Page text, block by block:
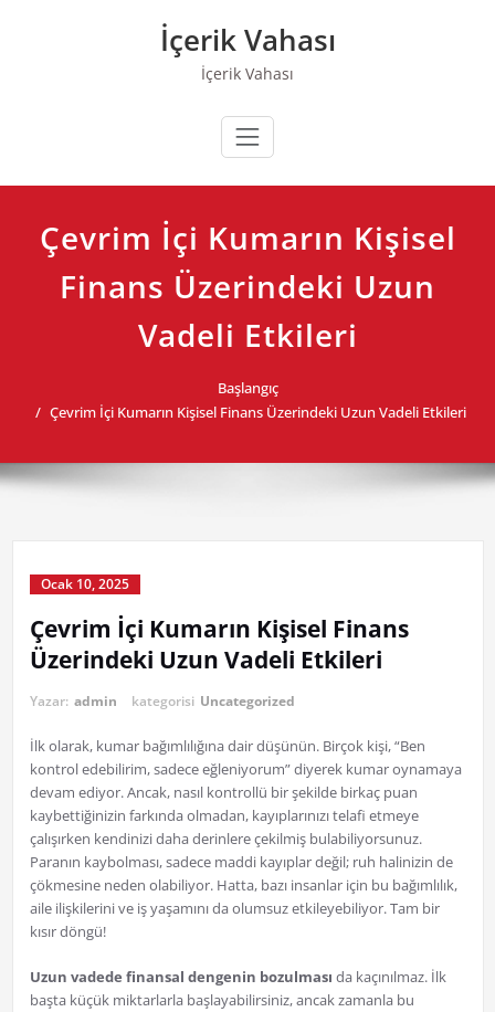
İçerik Vahası
İçerik Vahası
Çevrim İçi Kumarın Kişisel
Finans Üzerindeki Uzun
Vadeli Etkileri
Başlangıç
Çevrim İçi Kumarın Kişisel Finans Üzerindeki Uzun Vadeli Etkileri
Ocak 10, 2025
Çevrim İçi Kumarın Kişisel Finans
Üzerindeki Uzun Vadeli Etkileri
Yazar: admin kategorisi Uncategorized
İlk olarak, kumar bağımlılığına dair düşünün. Birçok kişi, “Ben
kontrol edebilirim, sadece eğleniyorum” diyerek kumar oynamaya
devam ediyor. Ancak, nasıl kontrollü bir şekilde birkaç puan
kaybettiğinizin farkında olmadan, kayıplarınızı telafi etmeye
çalışırken kendinizi daha derinlere çekilmiş bulabiliyorsunuz.
Paranın kaybolması, sadece maddi kayıplar değil; ruh halinizin de
çökmesine neden olabiliyor. Hatta, bazı insanlar için bu bağımlılık,
aile ilişkilerini ve iş yaşamını da olumsuz etkileyebiliyor. Tam bir
kısır döngü!
Uzun vadede finansal dengenin bozulması da kaçınılmaz. İlk
başta küçük miktarlarla başlayabilirsiniz, ancak zamanla bu